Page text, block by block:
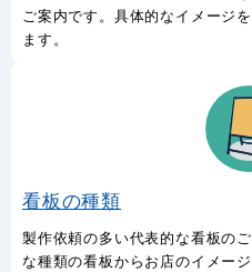
ご案内です。具体的なイメージ
ます。
看板の種類
製作依頼の多い代表的な看板の
な種類の看板からお店のイメー